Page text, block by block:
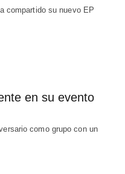
compartido su nuevo EP
en su evento
como grupo con un